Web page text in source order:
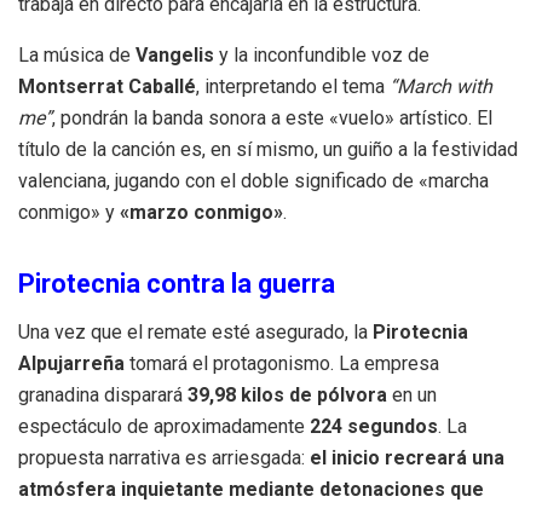
La música de Vangelis y la inconfundible voz de
Montserrat Caballé, interpretando el tema “March with
me”, pondrán la banda sonora a este «vuelo» artístico. El
título de la canción es, en sí mismo, un guiño a la festividad
valenciana, jugando con el doble significado de «marcha
conmigo» y «marzo conmigo».
Pirotecnia contra la guerra
Una vez que el remate esté asegurado, la Pirotecnia
Alpujarreña tomará el protagonismo. La empresa
granadina disparará 39,98 kilos de pólvora en un
espectáculo de aproximadamente 224 segundos. La
propuesta narrativa es arriesgada: el inicio recreará una
atmósfera inquietante mediante detonaciones que